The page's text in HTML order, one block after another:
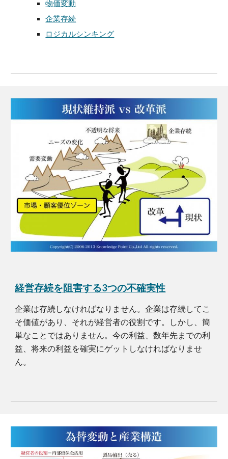
物価変動
企業存続
ロジカルシンキング
経営存続を阻害する3つの不確実性
企業は存続しなければなりません。企業は存続してこ
そ価値があり、それが経営者の役割です。しかし、簡
単なことではありません。今の利益、数年先までの利
益、将来の利益を確実にゲットしなければなりませ
ん。